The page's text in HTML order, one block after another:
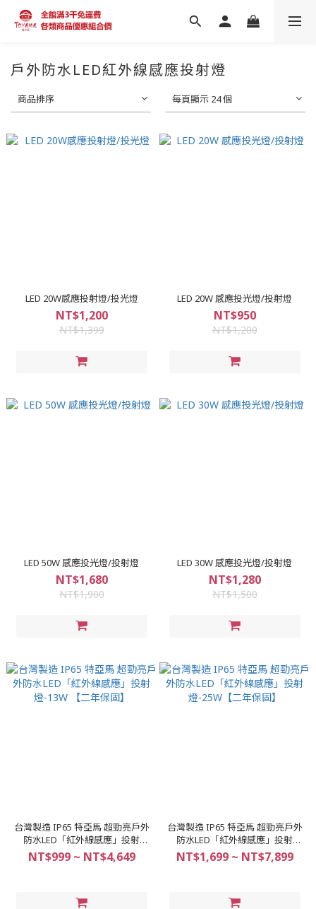
戶外防水LED紅外線感應投射燈
商品排序 每頁顯示 24 個
LED 20W感應投射燈/投光燈
NT$1,200
NT$1,399
LED 20W 感應投光燈/投射燈
NT$950
NT$1,200
LED 50W 感應投光燈/投射燈
NT$1,680
NT$1,900
LED 30W 感應投光燈/投射燈
NT$1,280
NT$1,500
台灣製造 IP65 特亞馬 超勁亮戶外
防水LED「紅外線感應」投射
燈-13W 【二年保固】
NT$999 ~ NT$4,649
台灣製造 IP65 特亞馬 超勁亮戶外
防水LED「紅外線感應」投射
燈-25W【二年保固】
NT$1,699 ~ NT$7,899